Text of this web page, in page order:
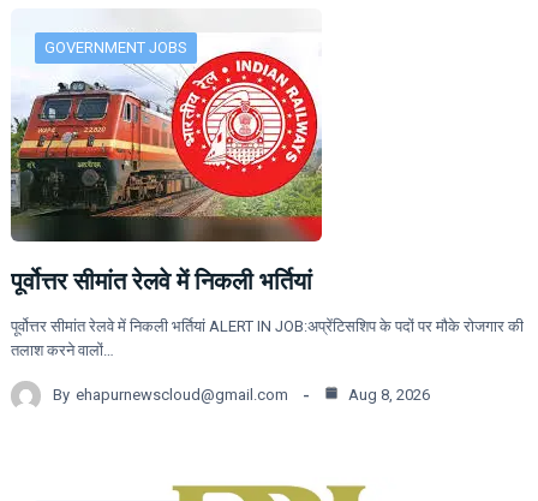
GOVERNMENT JOBS
पूर्वोत्तर सीमांत रेलवे में निकली भर्तियां
पूर्वोत्तर सीमांत रेलवे में निकली भर्तियां ALERT IN JOB:अप्रेंटिसशिप के पदों पर मौके रोजगार की
तलाश करने वालों…
By ehapurnewscloud@gmail.com Aug 8, 2026